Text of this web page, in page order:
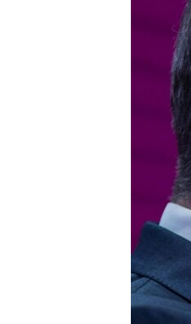
УКРАИНСКАЯ ПРОБЛЕМА КРЫМА